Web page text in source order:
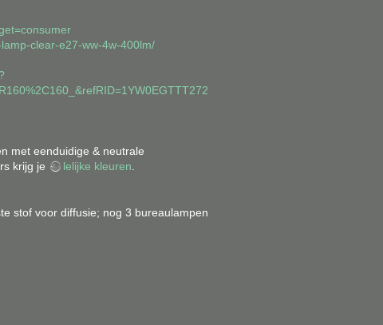
clear-e27-ww-4w-400lm/
met eenduidige & neutrale
krijg je lelijke kleuren
stof voor diffusie; nog 3 bureaulampen